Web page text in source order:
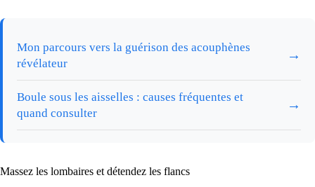
Mon parcours vers la guérison des acouphènes
révélateur
→
Boule sous les aisselles : causes fréquentes et
quand consulter
→
Massez les lombaires et détendez les flancs